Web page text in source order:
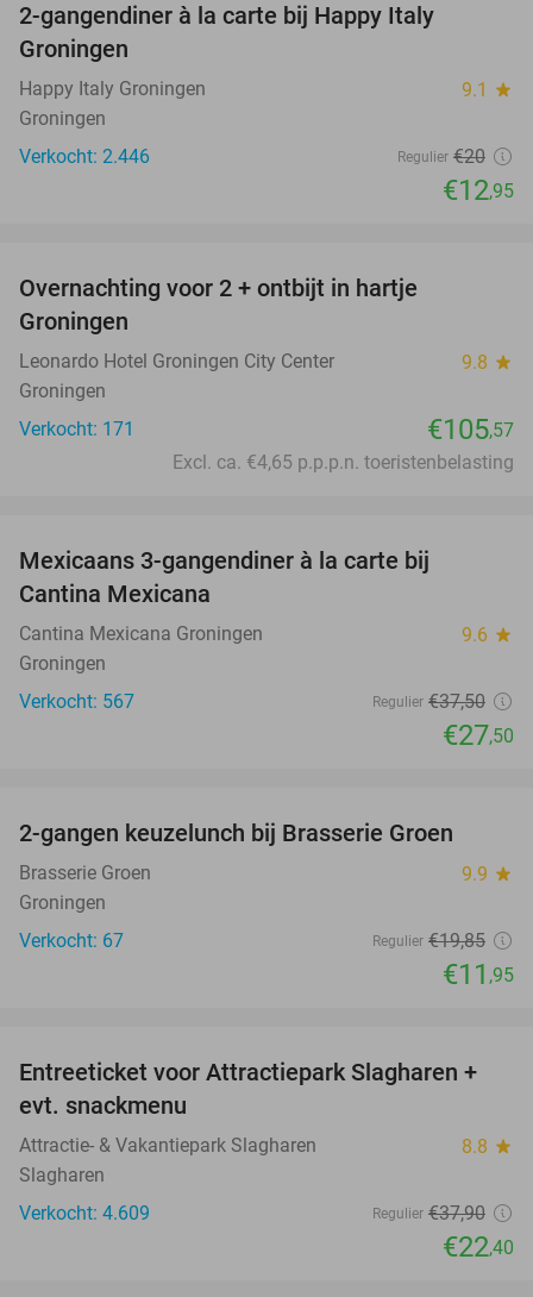
2-gangendiner à la carte bij Happy Italy
Groningen
Happy Italy Groningen 9.1 star
Groningen
Verkocht: 2.446
Regulier €20
€12,95
Overnachting voor 2 + ontbijt in hartje
Groningen
Leonardo Hotel Groningen City Center 9.8 star
Groningen
Verkocht: 171
€105,57
Excl. ca. €4,65 p.p.p.n. toeristenbelasting
Mexicaans 3-gangendiner à la carte bij
Cantina Mexicana
Cantina Mexicana Groningen 9.6 star
Groningen
Verkocht: 567
Regulier €37,50
€27,50
2-gangen keuzelunch bij Brasserie Groen
Brasserie Groen 9.9 star
Groningen
Verkocht: 67
Regulier €19,85
€11 ,95
41%
Entreeticket voor Attractiepark Slagharen +
evt. snackmenu
Attractie- & Vakantiepark Slagharen 8.8 star
Slagharen
Verkocht: 4.609
Regulier €37,90
€22,40